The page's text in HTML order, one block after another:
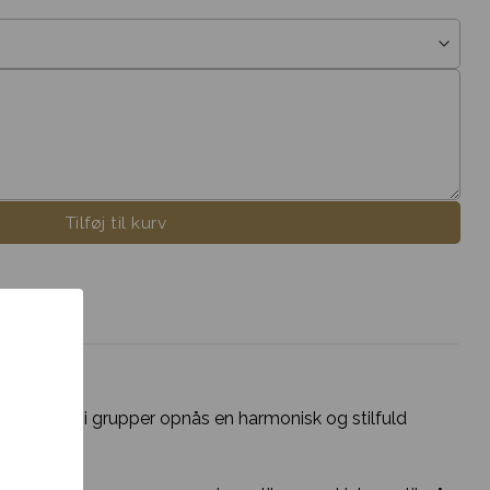
Tilføj til kurv
i grupper opnås en harmonisk og stilfuld